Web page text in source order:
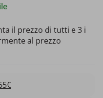
il prezzo di tutti e 3 i
al prezzo